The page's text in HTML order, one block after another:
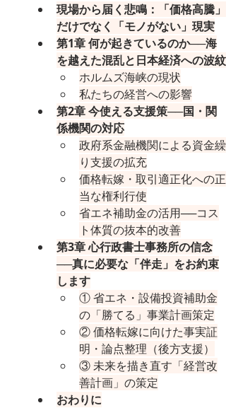
現場から届く悲鳴：「価格高騰」
だけでなく「モノがない」現実
第1章 何が起きているのか──海
を越えた混乱と日本経済への波紋
ホルムズ海峡の現状
私たちの経営への影響
第2章 今使える支援策──国・関
係機関の対応
政府系金融機関による資金繰
り支援の拡充
価格転嫁・取引適正化への正
当な権利行使
省エネ補助金の活用──コス
ト体質の抜本的改善
第3章 心行政書士事務所の信念
──真に必要な「伴走」をお約束
します
① 省エネ・設備投資補助金
の「勝てる」事業計画策定
② 価格転嫁に向けた事実証
明・論点整理（後方支援）
③ 未来を描き直す「経営改
善計画」の策定
おわりに